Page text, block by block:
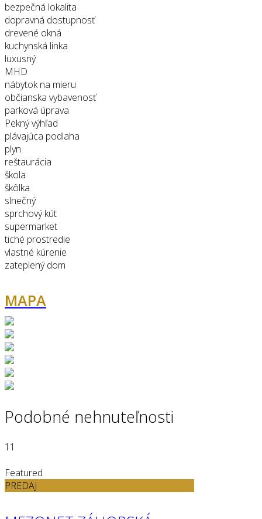
bezpečná lokalita
dopravná dostupnosť
drevené okná
kuchynská linka
luxusný
MHD
nábytok na mieru
občianska vybavenosť
parková úprava
Pekný výhľad
plávajúca podlaha
plyn
reštaurácia
škola
škôlka
slnečný
sprchový kút
supermarket
tiché prostredie
vlastné kúrenie
zateplený dom
MAPA
Podobné nehnuteľnosti
11
Featured
PREDAJ